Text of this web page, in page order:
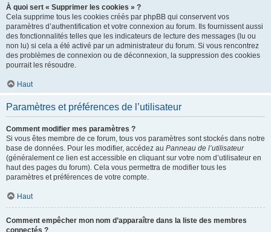
À quoi sert « Supprimer les cookies » ?
Cela supprime tous les cookies créés par phpBB qui conservent vos
paramètres d’authentification et votre connexion au forum. Ils fournissent aussi
des fonctionnalités telles que les indicateurs de lecture des messages (lu ou
non lu) si cela a été activé par un administrateur du forum. Si vous rencontrez
des problèmes de connexion ou de déconnexion, la suppression des cookies
pourrait les résoudre.
Haut
Paramètres et préférences de l’utilisateur
Comment modifier mes paramètres ?
Si vous êtes membre de ce forum, tous vos paramètres sont stockés dans notre
base de données. Pour les modifier, accédez au Panneau de l’utilisateur
(généralement ce lien est accessible en cliquant sur votre nom d’utilisateur en
haut des pages du forum). Cela vous permettra de modifier tous les
paramètres et préférences de votre compte.
Haut
Comment empêcher mon nom d’apparaître dans la liste des membres
connectés ?